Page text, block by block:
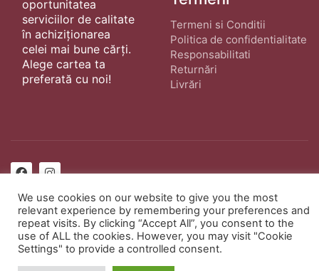
oportunitatea
serviciilor de calitate
în achiziționarea
celei mai bune cărți.
Alege cartea ta
preferată cu noi!
Termeni si Conditii
Politica de confidentialitate
Responsabilitati
Returnări
Livrări
wphostee.uk· Toate Drepturile Rezervate
We use cookies on our website to give you the most
relevant experience by remembering your preferences and
repeat visits. By clicking “Accept All”, you consent to the
use of ALL the cookies. However, you may visit "Cookie
Settings" to provide a controlled consent.